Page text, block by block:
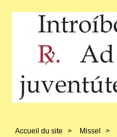
Accueil du site > Missel >